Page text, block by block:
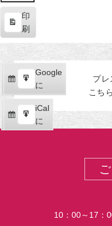
リ
印
刷
示
Google
で
購
読
iCal
で
購
Google
に
エ
ク
ス
ポ
iCal
に
エ
プレ
こち
10：00～17